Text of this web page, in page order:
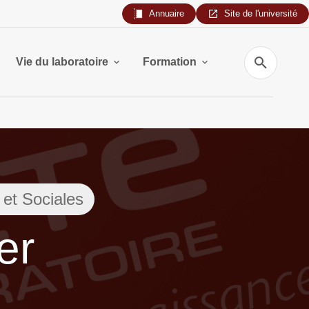
Annuaire Site de l'université
Vie du laboratoire Formation
Recherche
Sociales